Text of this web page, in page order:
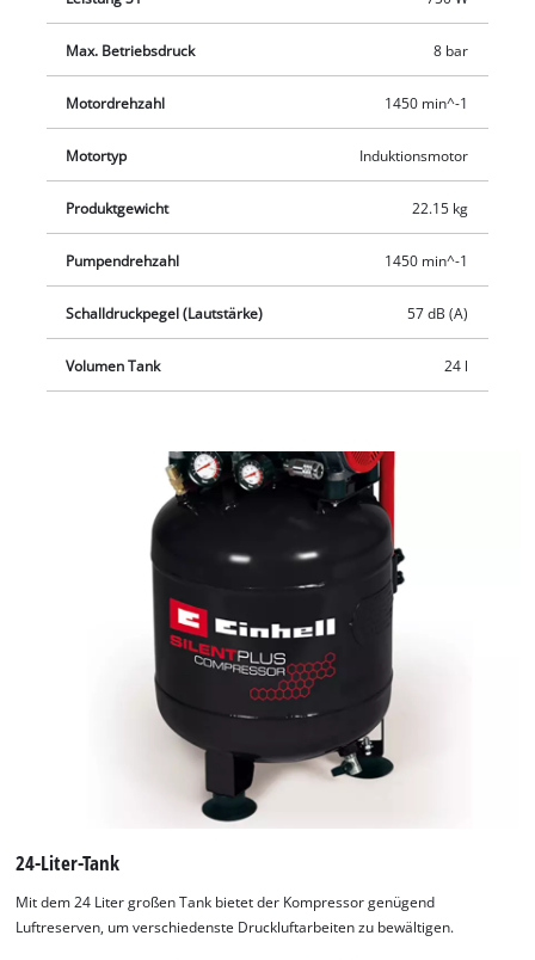
weiteres Manometer für den Kesseldruck sind enthalten. Ein
Sicherheitsventil gewährt die Anwendersicherheit. Mit
wenigen Handgriffen lässt sich der Kompressor einfach
transportieren, vibrationsdämpfende Standfüße sorgen für
einen sicheren Stand. Die stehende Bauweise ermöglicht eine
platzsparende Aufbewahrung.
Max. Betriebsdruck 8 bar
Motordrehzahl 1450 min^-1
Motortyp Induktionsmotor
Produktgewicht 22.15 kg
Pumpendrehzahl 1450 min^-1
Schalldruckpegel (Lautstärke) 57 dB (A)
Volumen Tank 24 l
24-Liter-Tank
Mit dem 24 Liter großen Tank bietet der Kompressor genügend
Luftreserven, um verschiedenste Druckluftarbeiten zu bewältigen.